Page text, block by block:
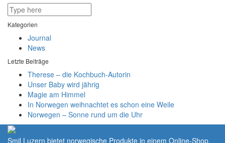
Kategorien
Journal
News
Letzte Beiträge
Therese – die Kochbuch-Autorin
Unser Baby wird jährig
Magie am Himmel
In Norwegen weihnachtet es schon eine Weile
Norwegen – Sonne rund um die Uhr
Smil Luzern bietet norwegische Produkte in einem Online-Shop.